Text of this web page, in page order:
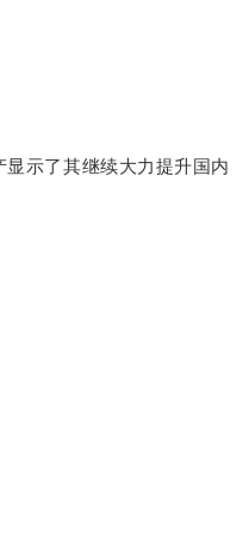
示了其继续大力提升国内